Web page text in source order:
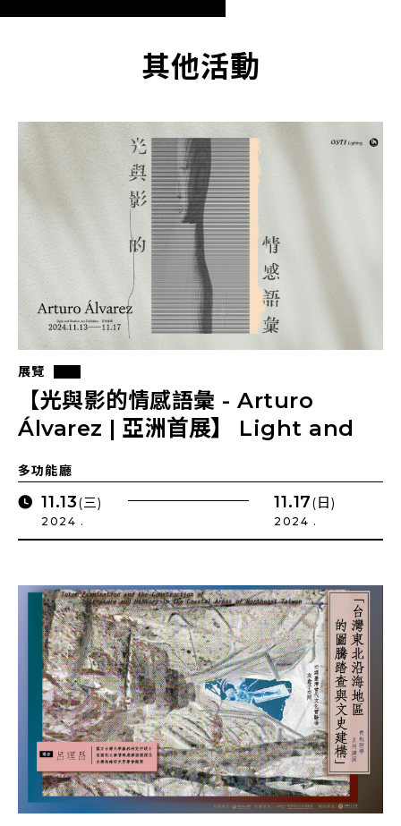
其他活動
展覽
【光與影的情感語彙 - Arturo
Álvarez | 亞洲首展】 Light and
多功能廳
11.13(三)
2024 .
11.17(日)
2024 .